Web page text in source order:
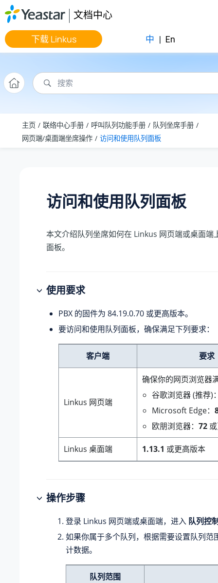
跳转到主要内容
文档中心
下载 Linkus 中 | En
主页 联络中心手册 呼叫队列功能手册
队列坐席手册
网页端/桌面端坐席操作
访问和使用队列面板
访问和使用队列面板
本文介绍队列坐席如何在 Linkus 网页端或桌面端
面板。
使用要求
PBX 的固件为 84.19.0.70 或更高版本。
要访问和使用队列面板，确保满足下列要求：
客户端 要求
Linkus 网页端
确保你的网页浏览器
谷歌浏览器 (推荐)
Microsoft Edge：
欧朋浏览器： 72
Linkus 桌面端 1.13.1 或更高版本
操作步骤
登录 Linkus 网页端或桌面端，进入 队列控
如果你属于多个队列，根据需要设置队列范
计数据。
队列范围